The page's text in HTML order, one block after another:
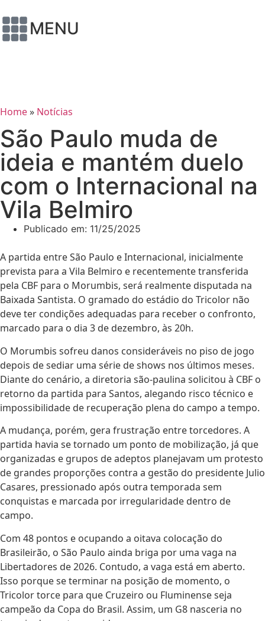
MENU
Home» Notícias
São Paulo muda de
ideia e mantém duelo
com o Internacional na
Vila Belmiro
Publicado em: 11/25/2025
A partida entre São Paulo e Internacional, inicialmente
prevista para a Vila Belmiro e recentemente transferida
pela CBF para o Morumbis, será realmente disputada na
Baixada Santista. O gramado do estádio do Tricolor não
deve ter condições adequadas para receber o confronto,
marcado para o dia 3 de dezembro, às 20h.
O Morumbis sofreu danos consideráveis no piso de jogo
depois de sediar uma série de shows nos últimos meses.
Diante do cenário, a diretoria são-paulina solicitou à CBF o
retorno da partida para Santos, alegando risco técnico e
impossibilidade de recuperação plena do campo a tempo.
A mudança, porém, gera frustração entre torcedores. A
partida havia se tornado um ponto de mobilização, já que
organizadas e grupos de adeptos planejavam um protesto
de grandes proporções contra a gestão do presidente Julio
Casares, pressionado após outra temporada sem
conquistas e marcada por irregularidade dentro de
campo.
Com 48 pontos e ocupando a oitava colocação do
Brasileirão, o São Paulo ainda briga por uma vaga na
Libertadores de 2026. Contudo, a vaga está em aberto.
Isso porque se terminar na posição de momento, o
Tricolor torce para que Cruzeiro ou Fluminense seja
campeão da Copa do Brasil. Assim, um G8 nasceria no